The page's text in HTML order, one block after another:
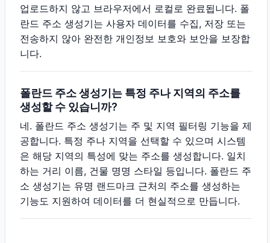
업로드하지 않고 브라우저에서 로컬로 완료됩니다. 폴
란드 주소 생성기는 사용자 데이터를 수집, 저장 또는
전송하지 않아 완전한 개인정보 보호와 보안을 보장합
니다.
폴란드 주소 생성기는 특정 주나 지역의 주소를
생성할 수 있습니까?
네. 폴란드 주소 생성기는 주 및 지역 필터링 기능을 제
공합니다. 특정 주나 지역을 선택할 수 있으며 시스템
은 해당 지역의 특성에 맞는 주소를 생성합니다. 일치
하는 거리 이름, 건물 명명 스타일 등입니다. 폴란드 주
소 생성기는 유명 랜드마크 근처의 주소를 생성하는
기능도 지원하여 데이터를 더 현실적으로 만듭니다.